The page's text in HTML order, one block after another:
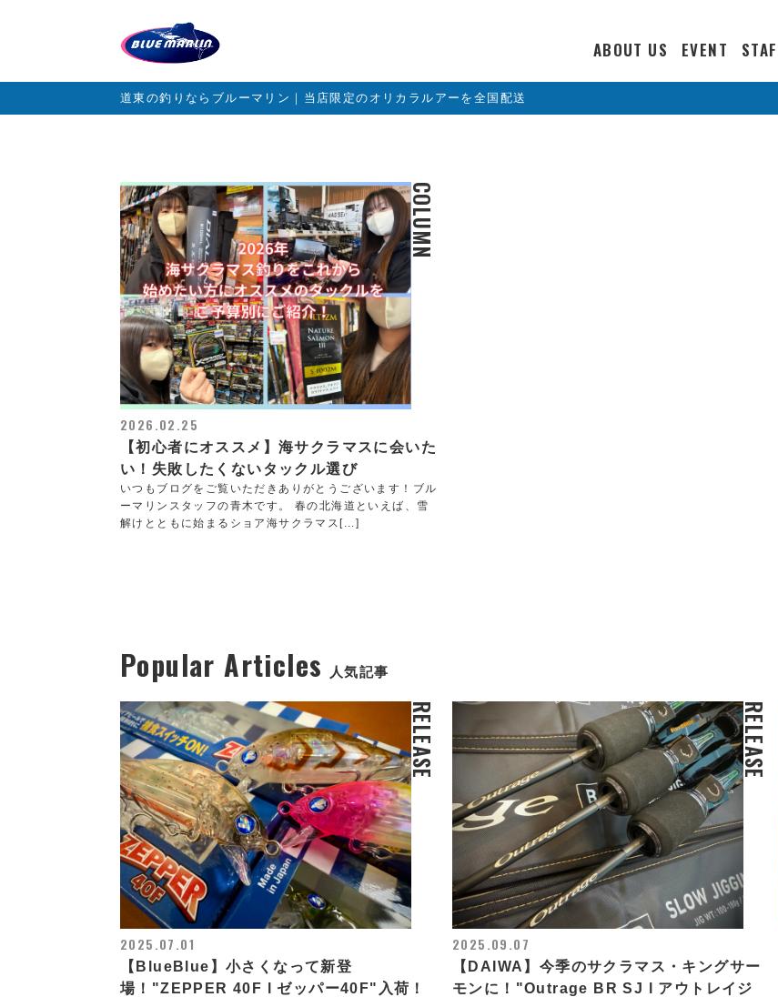
ABOUT US EVENT
道東の釣りならブルーマリン｜当店限定のオリカラルアーを全国配送
COLUMN
2026.02.25
【初心者にオススメ】海サクラマスに会いた
い！失敗したくないタックル選び
いつもブログをご覧いただきありがとうございます！ブル
ーマリンスタッフの青木です。 春の北海道といえば、雪
解けとともに始まるショア海サクラマス[...]
Popular Articles 人気記事
RELEASE
2025.07.01
【BlueBlue】小さくなって新登
場！"ZEPPER 40F l ゼッパー40F"入荷！
RELEASE
2025.09.07
【DAIWA】今季のサクラマス・キングサー
モンに！"Outrage BR SJ l アウトレイジ